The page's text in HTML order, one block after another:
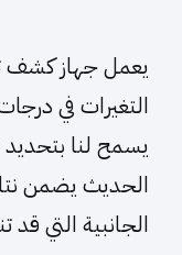
يعمل جهاز كشف
التغيرات في
يسمح لنا
الحديث يضمن
الجانبية التي قد